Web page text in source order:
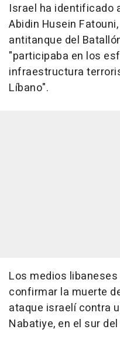
Israel ha identificado
Abidin Husein
antitanque del
"participaba en los
infraestructura
Líbano".
Los medios
confirmar la muerte
ataque israelí contra
Nabatiye, en el sur